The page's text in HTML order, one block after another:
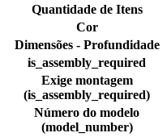
Quantidade de Itens
Cor
Dimensões - Profundidade
is_assembly_required
Exige montagem
(is_assembly_required)
Número do modelo
(model_number)